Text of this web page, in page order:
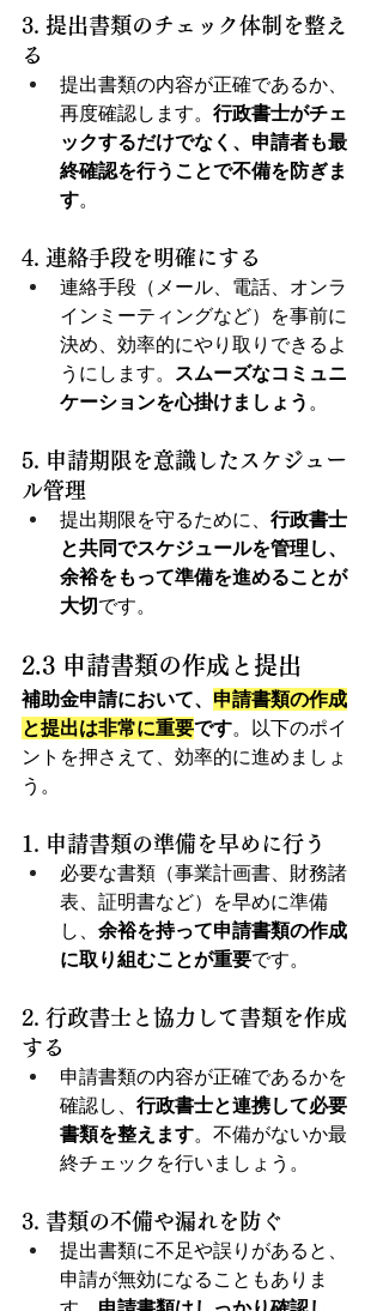
3. 提出書類のチェック体制を整え
る
提出書類の内容が正確であるか、
再度確認します。 行政書士がチェ
ックするだけでなく、申請者も最
終確認を行うことで不備を防ぎま
す。
4. 連絡手段を明確にする
連絡手段（メール、電話、オンラ
インミーティングなど）を事前に
決め、効率的にやり取りできるよ
うにします。 スムーズなコミュニ
ケーションを心掛けましょう 。
5. 申請期限を意識したスケジュー
ル管理
提出期限を守るために、 行政書士
と共同でスケジュールを管理し、
余裕をもって準備を進めることが
大切です。
2.3 申請書類の作成と提出
補助金申請において、 申請書類の作成
と提出は非常に重要です。以下のポイ
ントを押さえて、効率的に進めましょ
う。
1. 申請書類の準備を早めに行う
必要な書類（事業計画書、財務諸
表、証明書など）を早めに準備
し、 余裕を持って申請書類の作成
に取り組むことが重要です。
2. 行政書士と協力して書類を作成
する
申請書類の内容が正確であるかを
確認し、 行政書士と連携して必要
書類を整えます。不備がないか最
終チェックを行いましょう。
3. 書類の不備や漏れを防ぐ
提出書類に不足や誤りがあると、
申請が無効になることもありま